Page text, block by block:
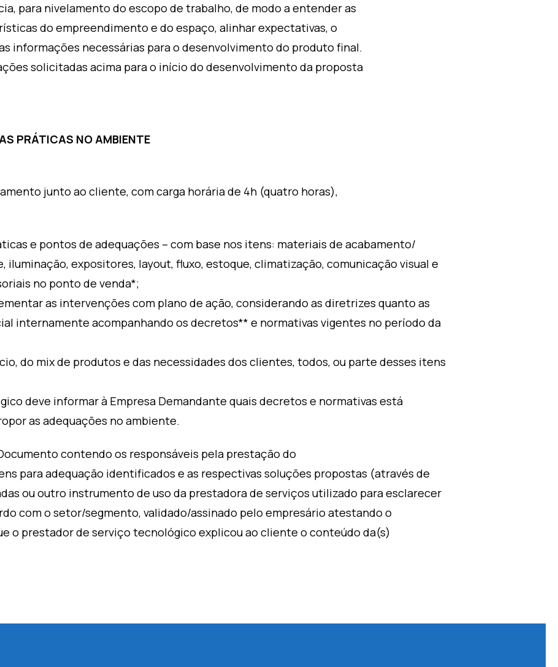
para nivelamento do escopo de trabalho, de modo a entender as
do empreendimento e do espaço, alinhar expectativas, o
informações necessárias para o desenvolvimento do produto final.
solicitadas acima para o início do desenvolvimento da proposta
PRÁTICAS NO AMBIENTE
junto ao cliente, com carga horária de 4h (quatro horas),
e pontos de adequações – com base nos itens: materiais de acabamento/
iluminação, expositores, layout, fluxo, estoque, climatização, comunicação visual e
no ponto de venda*;
as intervenções com plano de ação, considerando as diretrizes quanto as
internamente acompanhando os decretos** e normativas vigentes no período da
do mix de produtos e das necessidades dos clientes, todos, ou parte desses itens
deve informar à Empresa Demandante quais decretos e normativas está
as adequações no ambiente.
contendo os responsáveis pela prestação do
para adequação identificados e as respectivas soluções propostas (através de
ou outro instrumento de uso da prestadora de serviços utilizado para esclarecer
com o setor/segmento, validado/assinado pelo empresário atestando o
o prestador de serviço tecnológico explicou ao cliente o conteúdo da(s)